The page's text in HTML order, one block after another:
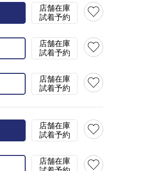
店舗在庫
試着予約
店舗在庫
試着予約
店舗在庫
試着予約
店舗在庫
試着予約
店舗在庫